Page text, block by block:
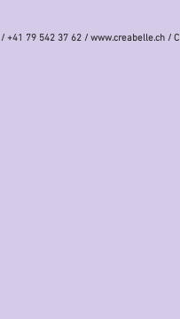
/ +41 79 542 37 62 / www.creabelle.ch /